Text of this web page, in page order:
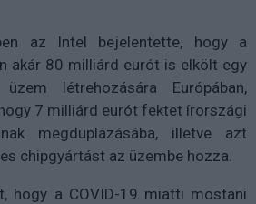
az Intel bejelentette, hogy a
akár 80 milliárd eurót is elkölt egy
létrehozására Európában,
7 milliárd eurót fektet írországi
megduplázásába, illetve azt
chipgyártást az üzembe hozza.
hogy a COVID-19 miatti mostani